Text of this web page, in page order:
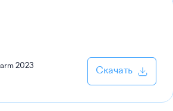
2023
Скачать